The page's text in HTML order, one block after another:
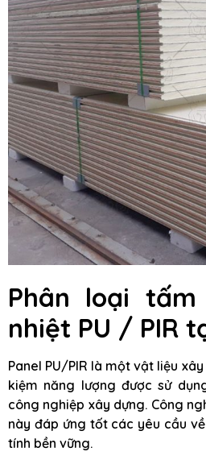
Phân loại tấm
nhiệt PU / PIR
Panel PU/PIR là một vật liệu
kiệm năng lượng được sử
công nghiệp xây dựng. Công
này đáp ứng tốt các yêu cầu
tính bền vững.